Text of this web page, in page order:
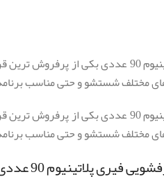
قرص ماشین ظرفشویی فیری
مختلف شستشو و حتی مناسب
قرص ماشین ظرفشویی فیری
مختلف شستشو و حتی مناسب
پلاتینیوم 90 عددی